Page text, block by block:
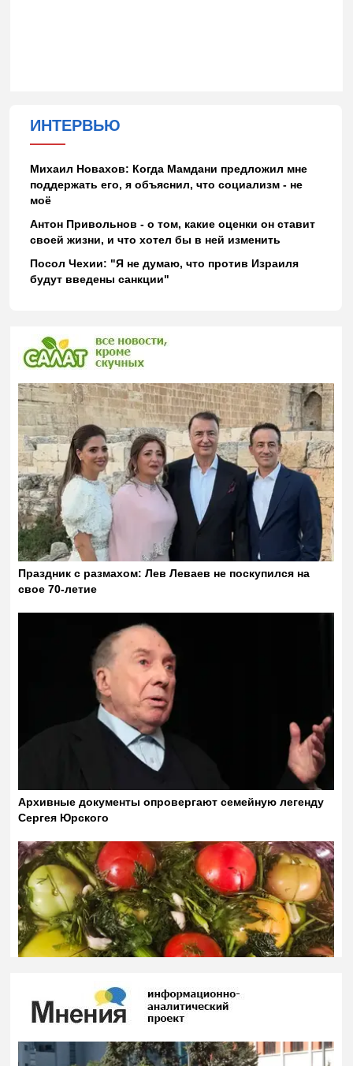
ИНТЕРВЬЮ
Михаил Новахов: Когда Мамдани предложил мне
поддержать его, я объяснил, что социализм - не
моё
Антон Привольнов - о том, какие оценки он ставит
своей жизни, и что хотел бы в ней изменить
Посол Чехии: "Я не думаю, что против Израиля
будут введены санкции"